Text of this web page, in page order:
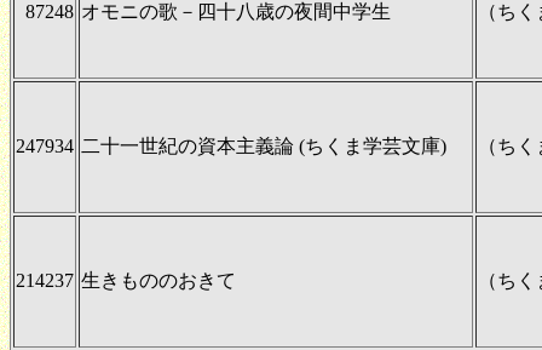
87248 オモニの歌－四十八歳の夜間中学生 （ち
247934 二十一世紀の資本主義論 (ちくま学芸文庫) （ち
214237 生きもののおきて （ち